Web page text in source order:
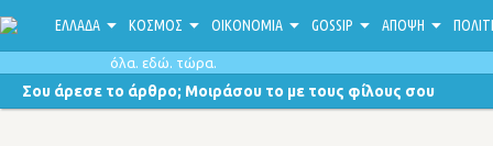
ΕΛΛΑΔΑ ΚΟΣΜΟΣ ΟΙΚΟΝΟΜΙΑ GOSSIP ΑΠΟΨΗ
όλα. εδώ. τώρα.
Σου άρεσε το άρθρο; Μοιράσου το με τους φίλους σου